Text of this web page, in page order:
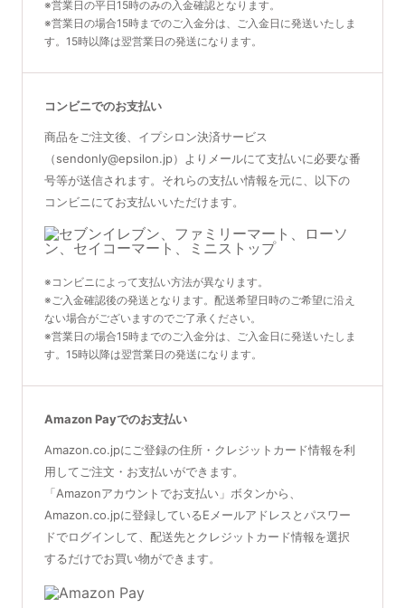
※営業日の平日15時のみの入金確認となります。
※営業日の場合15時までのご入金分は、ご入金日に発送いたしま
す。15時以降は翌営業日の発送になります。
コンビニでのお支払い
商品をご注文後、イプシロン決済サービス
（sendonly@epsilon.jp）よりメールにて支払いに必要な番
号等が送信されます。それらの支払い情報を元に、以下の
コンビニにてお支払いいただけます。
※コンビニによって支払い方法が異なります。
※ご入金確認後の発送となります。配送希望日時のご希望に沿え
ない場合がございますのでご了承ください。
※営業日の場合15時までのご入金分は、ご入金日に発送いたしま
す。15時以降は翌営業日の発送になります。
Amazon Payでのお支払い
Amazon.co.jpにご登録の住所・クレジットカード情報を利
用してご注文・お支払いができます。
「Amazonアカウントでお支払い」ボタンから、
Amazon.co.jpに登録しているEメールアドレスとパスワー
ドでログインして、配送先とクレジットカード情報を選択
するだけでお買い物ができます。